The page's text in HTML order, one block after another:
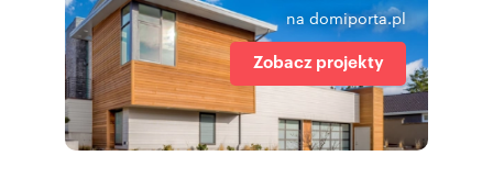
na domiporta.pl
Zobacz projekty